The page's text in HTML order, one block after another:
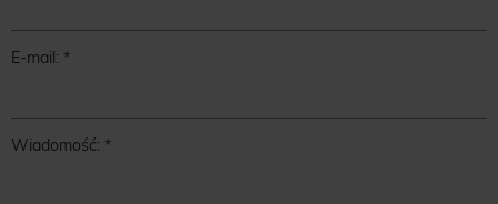
E-mail:
Wiadomość: